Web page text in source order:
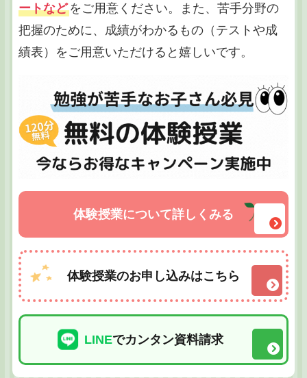
ートなどをご用意ください。また、苦手分野の
把握のために、成績がわかるもの（テストや成
績表）をご用意いただけると嬉しいです。
体験授業について詳しくみる
体験授業のお申し込みはこちら
LINEでカンタン資料請求